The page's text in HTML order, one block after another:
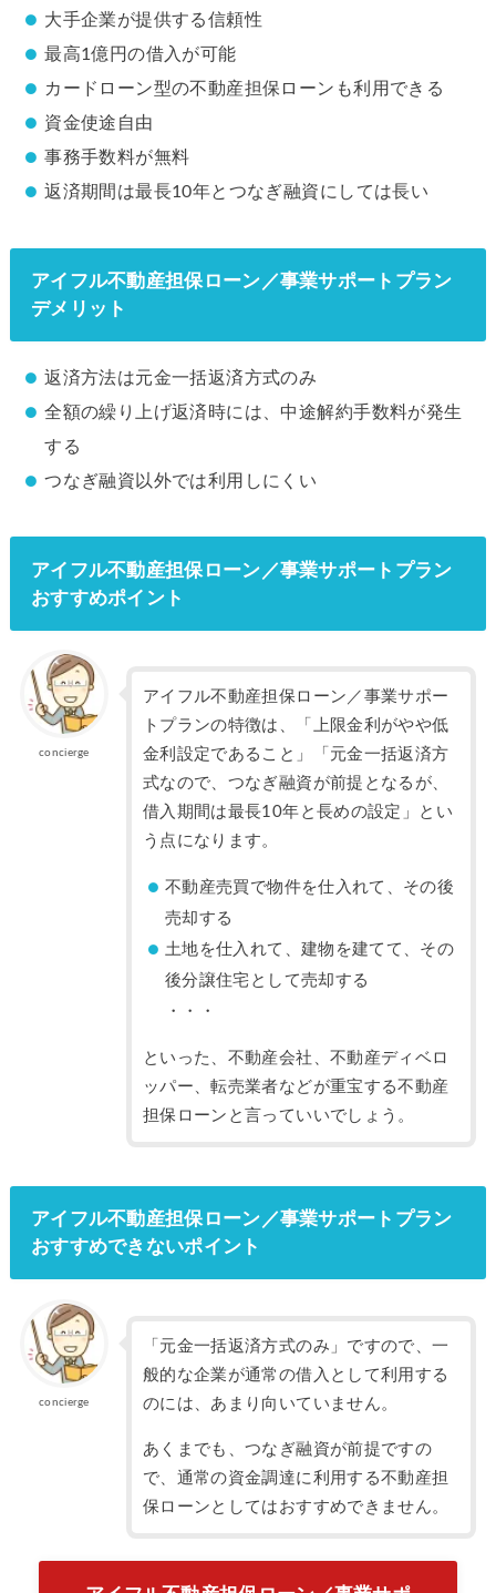
大手企業が提供する信頼性
最高1億円の借入が可能
カードローン型の不動産担保ローンも利用できる
資金使途自由
事務手数料が無料
返済期間は最長10年とつなぎ融資にしては長い
アイフル不動産担保ローン／事業サポートプラン
デメリット
返済方法は元金一括返済方式のみ
全額の繰り上げ返済時には、中途解約手数料が発生
する
つなぎ融資以外では利用しにくい
アイフル不動産担保ローン／事業サポートプラン
おすすめポイント
concierge
アイフル不動産担保ローン／事業サポー
トプランの特徴は、「上限金利がやや低
金利設定であること」「元金一括返済方
式なので、つなぎ融資が前提となるが、
借入期間は最長10年と長めの設定」とい
う点になります。
不動産売買で物件を仕入れて、その後
売却する
土地を仕入れて、建物を建てて、その
後分譲住宅として売却する
・・・
といった、不動産会社、不動産ディベロ
ッパー、転売業者などが重宝する不動産
担保ローンと言っていいでしょう。
アイフル不動産担保ローン／事業サポートプラン
おすすめできないポイント
concierge
「元金一括返済方式のみ」ですので、一
般的な企業が通常の借入として利用する
のには、あまり向いていません。
あくまでも、つなぎ融資が前提ですの
で、通常の資金調達に利用する不動産担
保ローンとしてはおすすめできません。